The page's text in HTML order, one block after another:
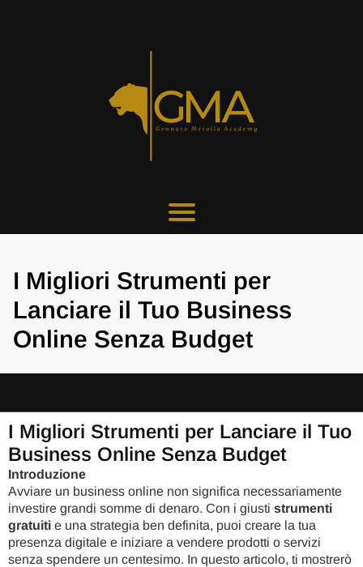
I Migliori Strumenti per
Lanciare il Tuo Business
Online Senza Budget
I Migliori Strumenti per Lanciare il Tuo
Business Online Senza Budget
Introduzione
Avviare un business online non significa necessariamente
investire grandi somme di denaro. Con i giusti strumenti
gratuiti e una strategia ben definita, puoi creare la tua
presenza digitale e iniziare a vendere prodotti o servizi
senza spendere un centesimo. In questo articolo, ti mostrerò